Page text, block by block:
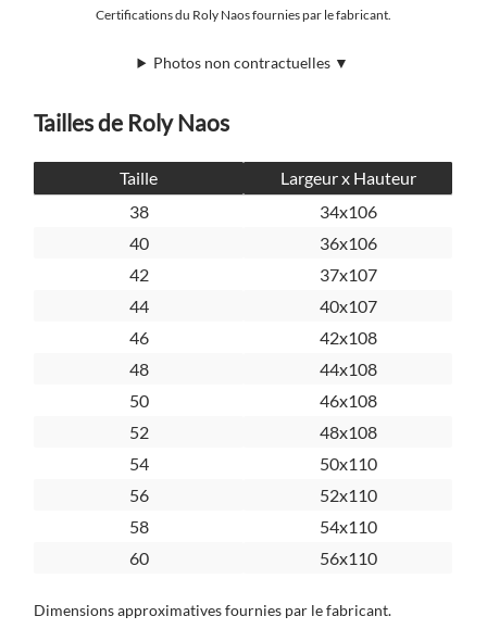
Certifications du Roly Naos fournies par le fabricant.
Photos non contractuelles ▼
Tailles de Roly Naos
Taille
Largeur x Hauteur
38
34x106
40
36x106
42
37x107
44
40x107
46
42x108
48
44x108
50
46x108
52
48x108
54
50x110
56
52x110
58
54x110
60
56x110
Dimensions approximatives fournies par le fabricant.